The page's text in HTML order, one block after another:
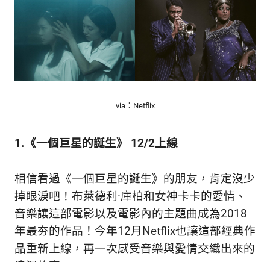
奇
內
容，
讓
獨
一
無
二
via：Netflix
1.《一個巨星的誕生》 12/2上線
相信看過《一個巨星的誕生》的朋友，肯定沒少
掉眼淚吧！布萊德利·庫柏和女神卡卡的愛情、
音樂讓這部電影以及電影內的主題曲成為2018
年最夯的作品！今年12月Netflix也讓這部經典作
品重新上線，再一次感受音樂與愛情交織出來的